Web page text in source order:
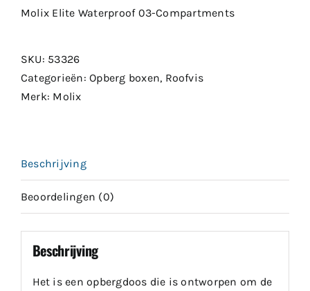
Molix Elite Waterproof 03-Compartments
SKU: 53326
Categorieën:Opberg boxen, Roofvis
Merk: Molix
Beschrijving
Beoordelingen (0)
Beschrijving
Het is een opbergdoos die is ontworpen om de